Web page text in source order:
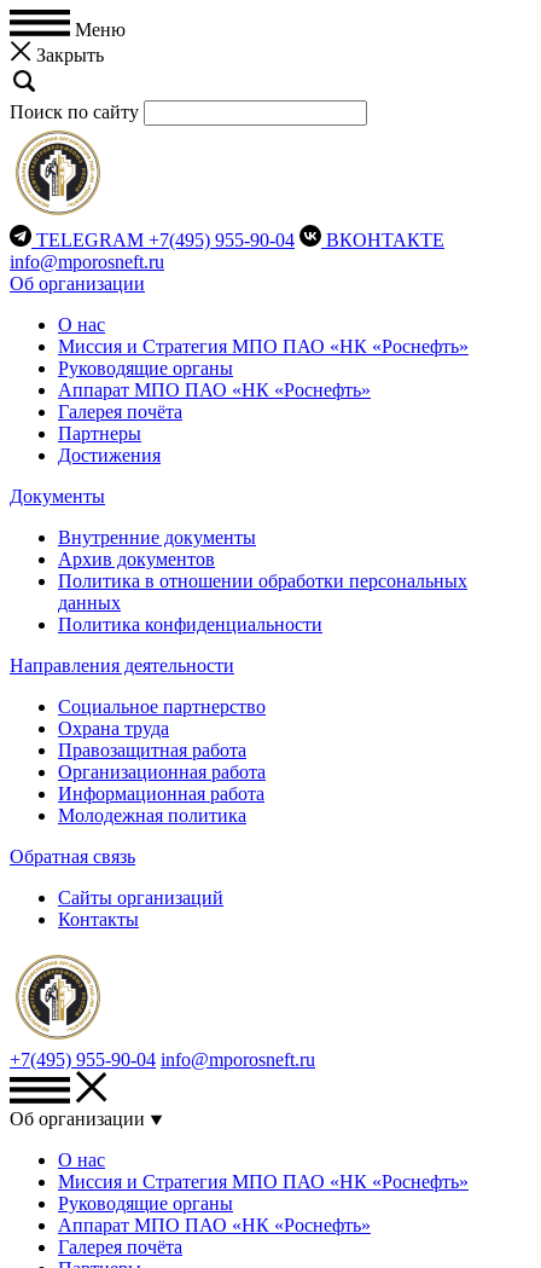
Меню
Закрыть
Поиск по сайту
TELEGRAM +7(495) 955-90-04
ВКОНТАКТЕ
info@mporosneft.ru
Об организации
О нас
Миссия и Стратегия МПО ПАО «НК «Роснефть»
Руководящие органы
Аппарат МПО ПАО «НК «Роснефть»
Галерея почёта
Партнеры
Достижения
Документы
Внутренние документы
Архив документов
Политика в отношении обработки персональных
данных
Политика конфиденциальности
Направления деятельности
Социальное партнерство
Охрана труда
Правозащитная работа
Организационная работа
Информационная работа
Молодежная политика
Обратная связь
Сайты организаций
Контакты
+7(495) 955-90-04 info@mporosneft.ru
Об организации
О нас
Миссия и Стратегия МПО ПАО «НК «Роснефть»
Руководящие органы
Аппарат МПО ПАО «НК «Роснефть»
Галерея почёта